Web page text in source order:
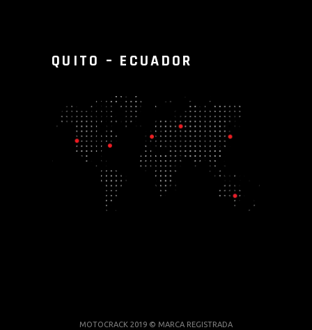
QUITO – ECUADOR
MOTOCRACK 2019 © MARCA REGISTRADA